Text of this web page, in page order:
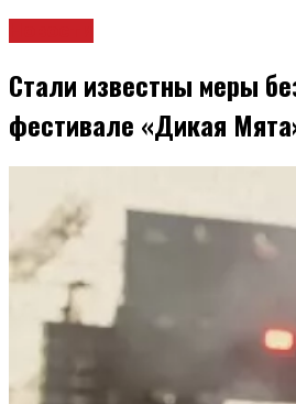
Стали известны меры
фестивале «Дикая